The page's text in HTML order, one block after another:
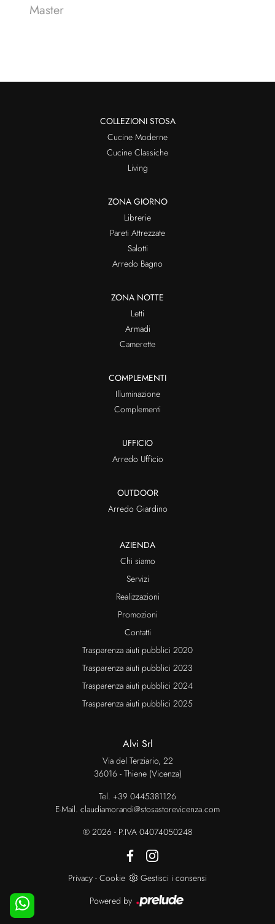
Master
COLLEZIONI STOSA
Cucine Moderne
Cucine Classiche
Living
ZONA GIORNO
Librerie
Pareti Attrezzate
Salotti
Arredo Bagno
ZONA NOTTE
Letti
Armadi
Camerette
COMPLEMENTI
Illuminazione
Complementi
UFFICIO
Arredo Ufficio
OUTDOOR
Arredo Giardino
AZIENDA
Chi siamo
Servizi
Realizzazioni
Promozioni
Contatti
Trasparenza aiuti pubblici 2020
Trasparenza aiuti pubblici 2023
Trasparenza aiuti pubblici 2024
Trasparenza aiuti pubblici 2025
Alvi Srl
Via del Terziario, 22
36016 - Thiene (Vicenza)
Tel. +39 0445381126
E-Mail. claudiamorandi@stosastorevicenza.com
® 2026 - P.IVA 04074050248
Privacy - Cookie
Gestisci i consensi
Powered by